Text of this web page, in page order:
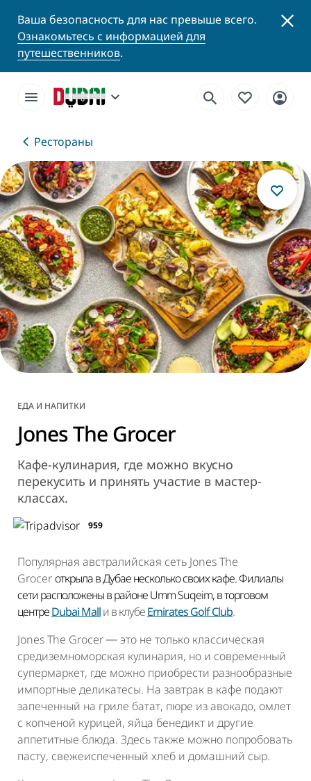
Ваша безопасность для нас превыше всего.
Ознакомьтесь с информацией для
путешественников.
Рестораны
ЕДА И НАПИТКИ
Jones The Grocer
Кафе-кулинария, где можно вкусно
перекусить и принять участие в мастер-
классах.
959
Популярная австралийская сеть Jones The
Grocerоткрыла в Дубае несколько своих кафе. Филиалы
сети расположены в районе Umm Suqeim, в торговом
центреDubai Mallи в клубеEmirates Golf Club.
Jones The Grocer ― это не только классическая
средиземноморская кулинария, но и современный
супермаркет, где можно приобрести разнообразные
импортные деликатесы. На завтрак в кафе подают
запеченный на гриле батат, пюре из авокадо, омлет
с копченой курицей, яйца бенедикт и другие
аппетитные блюда. Здесь также можно попробовать
пасту, свежеиспеченный хлеб и домашний сыр.